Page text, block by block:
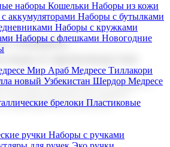
наборы Кошельки Наборы из кожи
аккумуляторами Наборы с бутылками
Наборы с кружками
Наборы с флешками Новогодние
Мир Араб Медресе Тиллакори
новый Узбекистан Шердор Медресе
брелоки Пластиковые
ручки Наборы с ручками
подарки
и производство
выбор корпоративных подарков и
В нашем каталоге вы найдете
мероприятия и клиентов.